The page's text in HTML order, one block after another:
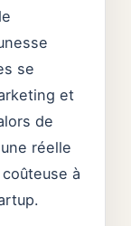
se
et
de
réelle
à